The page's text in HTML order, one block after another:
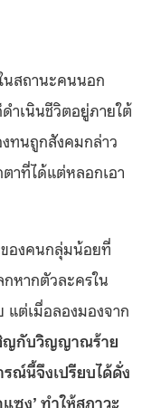
นสถานะคนนอก
ำเนินชีวิตอยู่ภายใต้
ทนถูกสังคมกล่าว
าที่ได้แต่หลอกเอา
ของคนกลุ่มน้อยที่
กหากตัวละครใน
แต่เมื่อลองมองจาก
ชิญกับวิญญาณร้าย
ณ์นี้จึงเปรียบได้ดั่ง
ซง’ ทำให้สภาวะ